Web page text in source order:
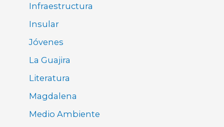
Infraestructura
Insular
Jóvenes
La Guajira
Literatura
Magdalena
Medio Ambiente